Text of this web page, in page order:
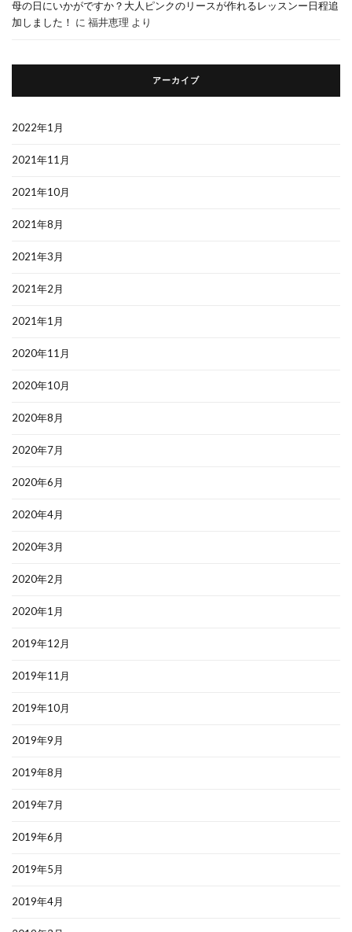
母の日にいかがですか？大人ピンクのリースが作れるレッスンー日程追
加しました！ に 福井恵理 より
アーカイブ
2022年1月
2021年11月
2021年10月
2021年8月
2021年3月
2021年2月
2021年1月
2020年11月
2020年10月
2020年8月
2020年7月
2020年6月
2020年4月
2020年3月
2020年2月
2020年1月
2019年12月
2019年11月
2019年10月
2019年9月
2019年8月
2019年7月
2019年6月
2019年5月
2019年4月